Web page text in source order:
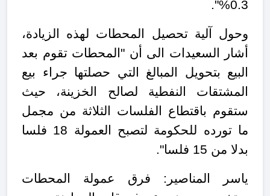
0.3%".
وحول آلية تحصيل المحطات لهذه الزيادة،
أشار السعيدات الى أن "المحطات تقوم بعد
البيع بتحويل المبالغ التي حصلتها جراء بيع
المشتقات النفطية لصالح الخزينة، حيث
ستقوم باقتطاع الفلسات الثلاثة من مجمل
ما تورده للحكومة لتصبح العمولة 18 فلسا
بدلا من 15 فلسا".
ياسر المناصير: فرق عمولة المحطات